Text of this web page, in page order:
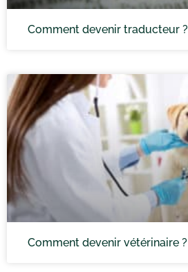
Comment devenir traducteur ?
Comment devenir vétérinaire ?